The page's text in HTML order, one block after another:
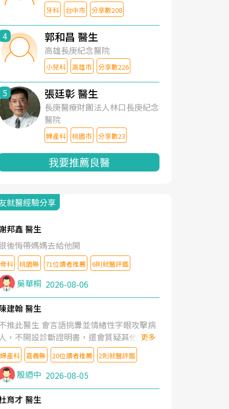
牙科 台中市 分享數208
4 郭和昌 醫生
高雄長庚紀念醫院
小兒科 高雄市 分享數226
5 張廷彰 醫生
長庚醫療財團法人林口長庚紀念
醫院
婦產科 桃園市 分享數23
我要推薦良醫
就醫經驗分享
邦鑫 醫生
後悔帶媽媽去給他開
骨科 桃園縣 71位讀者推薦 6則就醫評鑑
吳華桐 2026-08-06
建翰 醫生
推此醫生 會言語挑釁並情緒性字眼攻擊病
，不開設診斷證明書，還會質疑其他醫生
判斷！
更多
婦產科 嘉義縣 20位讀者推薦 2則就醫評鑑
殷迺中 2026-08-05
育才 醫生